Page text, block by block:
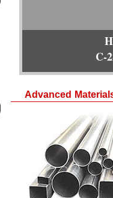
K-
Advanced